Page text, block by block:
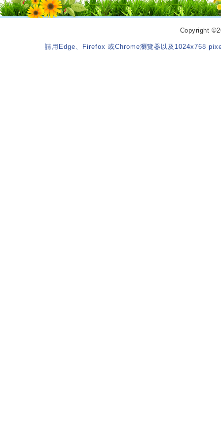
Copyright
請用Edge、Firefox 或Chrome瀏覽器以及1024x768